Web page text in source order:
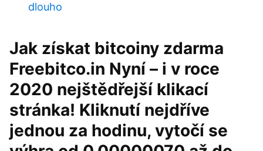
dlouho
Jak získat bitcoiny zdarma
Freebitco.in Nyní – i v roce
2020 nejštědřejší klikací
stránka! Kliknutí nejdříve
jednou za hodinu, vytočí se